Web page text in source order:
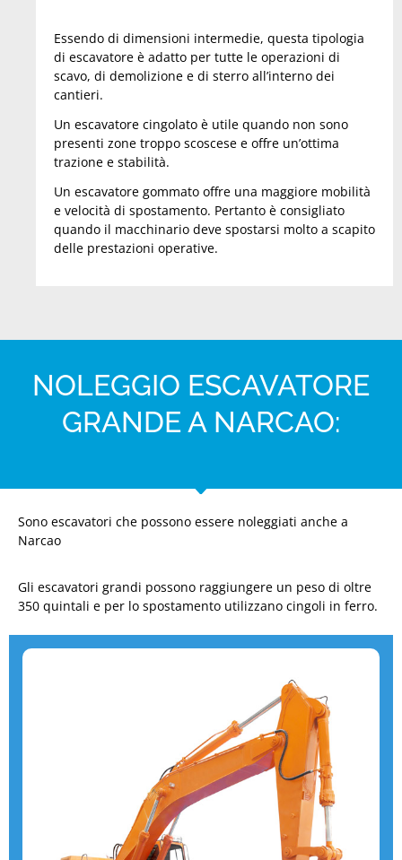
Essendo di dimensioni intermedie, questa tipologia
di escavatore è adatto per tutte le operazioni di
scavo, di demolizione e di sterro all’interno dei
cantieri.
Un escavatore cingolato è utile quando non sono
presenti zone troppo scoscese e offre un’ottima
trazione e stabilità.
Un escavatore gommato offre una maggiore mobilità
e velocità di spostamento. Pertanto è consigliato
quando il macchinario deve spostarsi molto a scapito
delle prestazioni operative.
NOLEGGIO ESCAVATORE
GRANDE A NARCAO:
Sono escavatori che possono essere noleggiati anche a
Narcao
Gli escavatori grandi possono raggiungere un peso di oltre
350 quintali e per lo spostamento utilizzano cingoli in ferro.